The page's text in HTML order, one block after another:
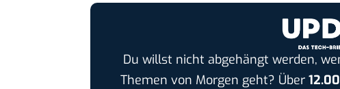
Du willst nicht abgehängt werden,
Themen von Morgen geht? Über